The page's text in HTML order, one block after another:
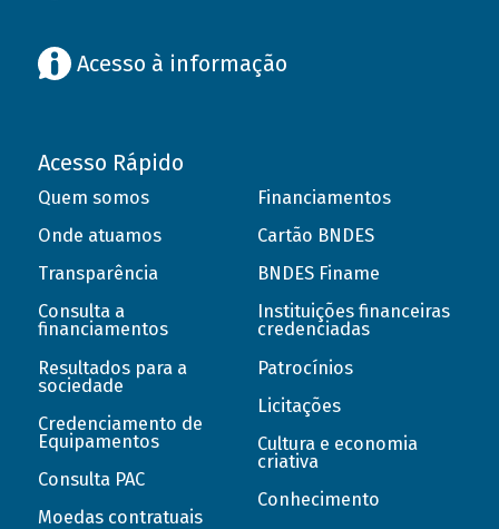
Acesso à informação
Acesso Rápido
Quem somos
Onde atuamos
Transparência
Consulta a
financiamentos
Resultados para a
sociedade
Credenciamento de
Equipamentos
Consulta PAC
Moedas contratuais
Financiamentos
Cartão BNDES
BNDES Finame
Instituições financeiras
credenciadas
Patrocínios
Licitações
Cultura e economia
criativa
Conhecimento